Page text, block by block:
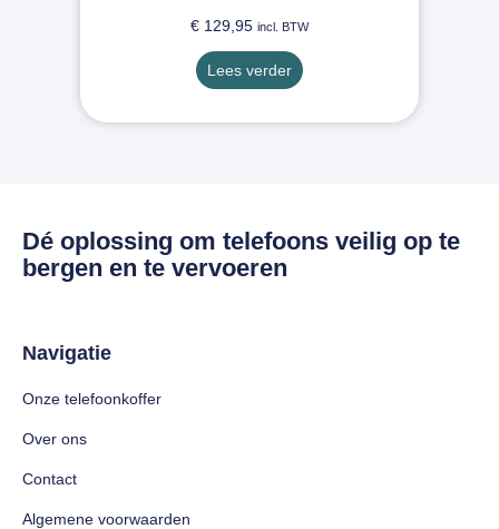
€ 129,95 incl. BTW
Lees verder
Dé oplossing om telefoons veilig op te
bergen en te vervoeren
Navigatie
Onze telefoonkoffer
Over ons
Contact
Algemene voorwaarden